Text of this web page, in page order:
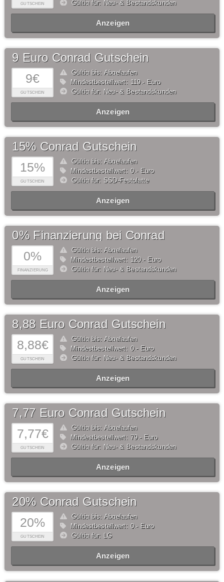
GUTSCHEIN
Gültig für: Neu- & Bestandskunden
Anzeigen
9€
GUTSCHEIN
9 Euro Conrad Gutschein
Gültig bis: Abgelaufen
Mindestbestellwert: 119,- Euro
Gültig für: Neu- & Bestandskunden
Anzeigen
15%
GUTSCHEIN
15% Conrad Gutschein
Gültig bis: Abgelaufen
Mindestbestellwert: 0,- Euro
Gültig für: SSD-Festplatte
Anzeigen
0%
FINANZIERUNG
0% Finanzierung bei Conrad
Gültig bis: Abgelaufen
Mindestbestellwert: 120,- Euro
Gültig für: Neu- & Bestandskunden
Anzeigen
8,88€
GUTSCHEIN
8,88 Euro Conrad Gutschein
Gültig bis: Abgelaufen
Mindestbestellwert: 0,- Euro
Gültig für: Neu- & Bestandskunden
Anzeigen
7,77€
GUTSCHEIN
7,77 Euro Conrad Gutschein
Gültig bis: Abgelaufen
Mindestbestellwert: 79,- Euro
Gültig für: Neu- & Bestandskunden
Anzeigen
20%
GUTSCHEIN
20% Conrad Gutschein
Gültig bis: Abgelaufen
Mindestbestellwert: 0,- Euro
Gültig für: LG
Anzeigen